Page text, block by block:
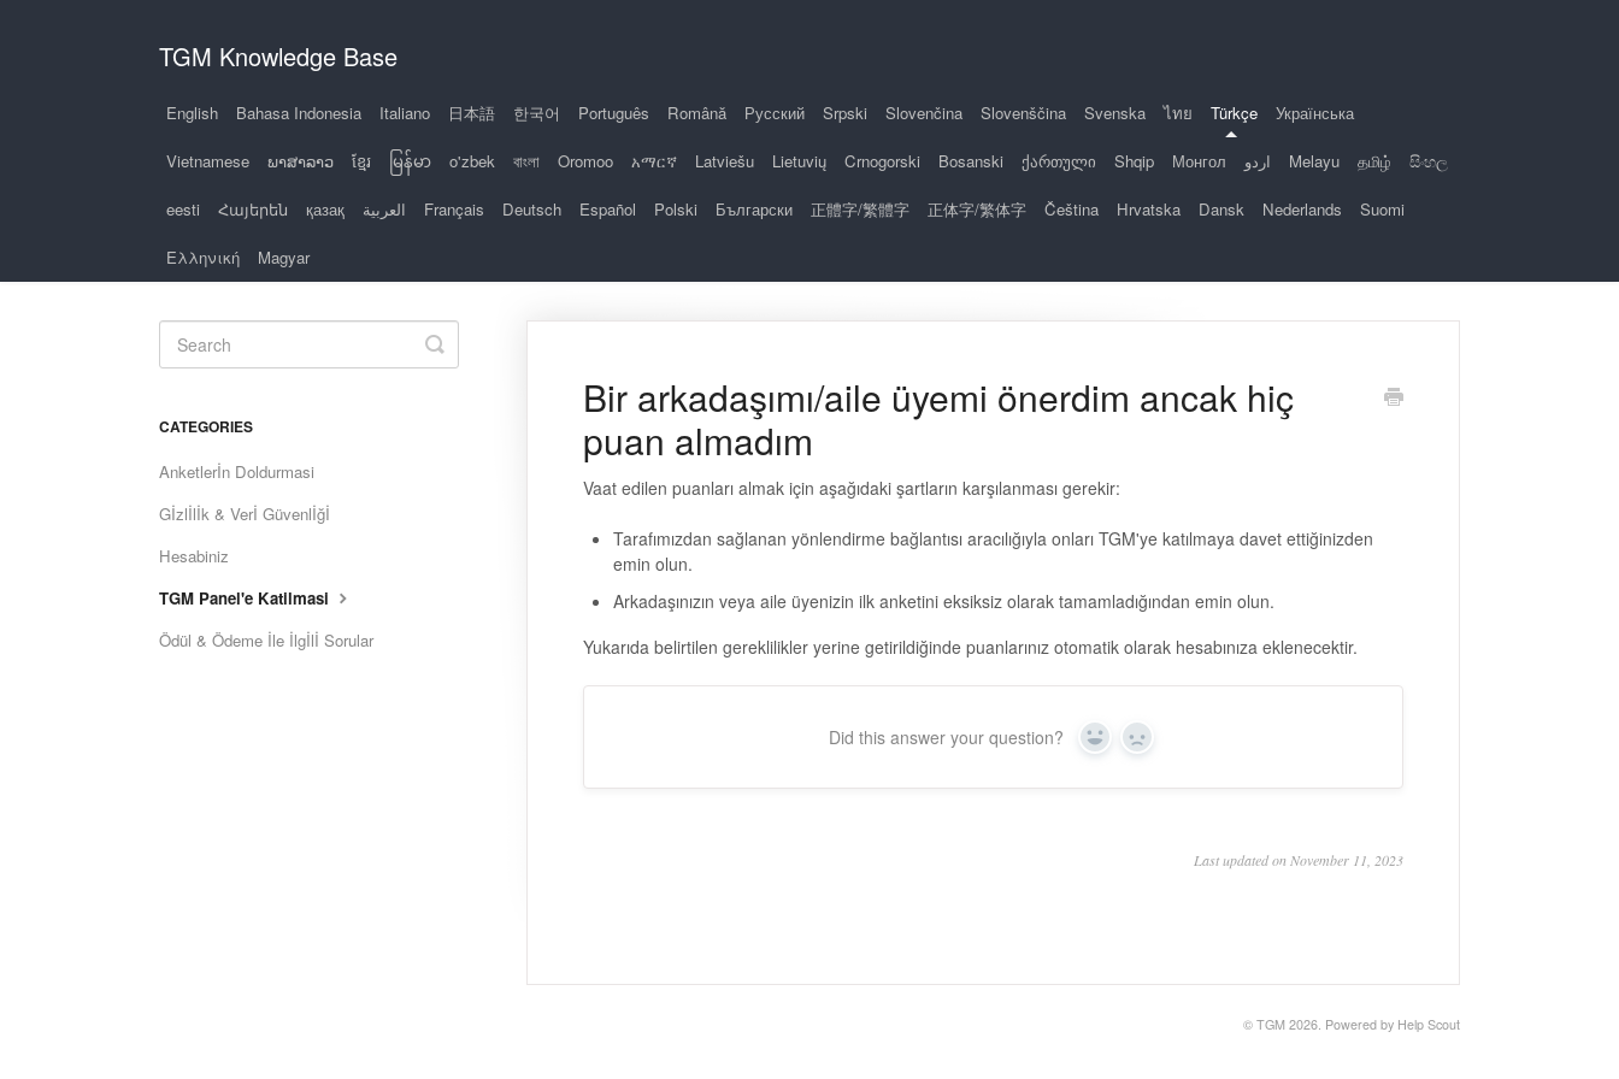
TGM Knowledge Base
English Bahasa Indonesia Italiano 日本語 한국어 Português Română Русский Srpski Slovenčina Slovenščina Svenska ไทย Türkçe Українська
Vietnamese ພາສາລາວ ខ្មែរ မြန်မာ o'zbek বাংলা Oromoo አማርኛ Latviešu Lietuvių Crnogorski Bosanski ქართული Shqip Монгол اردو Melayu தமிழ் සිංහල
eesti Հայերեն қазақ العربية Français Deutsch Español Polski Български 正體字/繁體字 正体字/繁体字 Čeština Hrvatska Dansk Nederlands Suomi
Ελληνική Magyar
Bir arkadaşımı/aile üyemi önerdim ancak hiç
puan almadım
Vaat edilen puanları almak için aşağıdaki şartların karşılanması gerekir:
Tarafımızdan sağlanan yönlendirme bağlantısı aracılığıyla onları TGM'ye katılmaya davet ettiğinizden
emin olun.
Arkadaşınızın veya aile üyenizin ilk anketini eksiksiz olarak tamamladığından emin olun.
Yukarıda belirtilen gereklilikler yerine getirildiğinde puanlarınız otomatik olarak hesabınıza eklenecektir.
Did this answer your question? Yes No
Last updated on November 11, 2023
Toggle
Search
CATEGORIES
Anketlerİn Doldurmasi
Gİzlİlİk & Verİ Güvenlİğİ
Hesabiniz
TGM Panel'e Katilmasi
Ödül & Ödeme İle İlgİlİ Sorular
© TGM 2026. Powered by Help Scout